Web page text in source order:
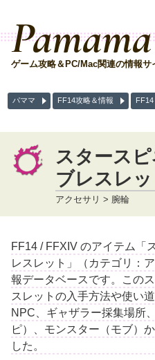
Pamama
ゲーム攻略＆PC/Mac関連の情報サ
パママ FF14攻略＆情報
スタース
ブレスレッ
アクセサリ > 腕輪
FF14 / FFXIV のアイテム「
レスレット」（カテゴリ：
報データベースです。この
スレットの入手方法や使い
NPC、ギャザラー採集場所
ピ）、モンスター（モブ）
した。